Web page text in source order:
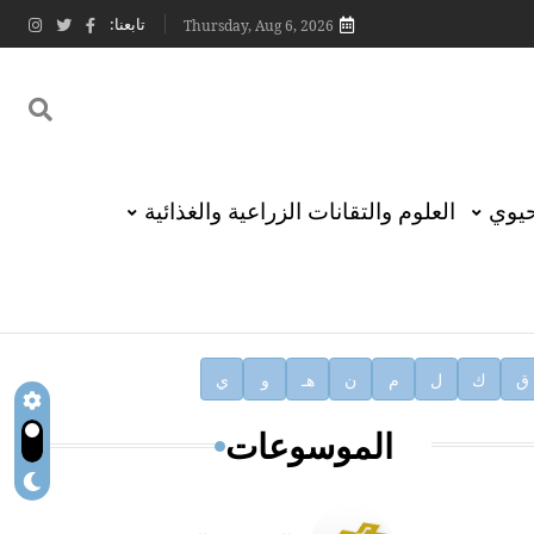
Thursday, Aug 6, 2026 تابعنا:
العلوم والتقانات الزراعية والغذائية
ق ك ل م ن هـ و ي
الموسوعات